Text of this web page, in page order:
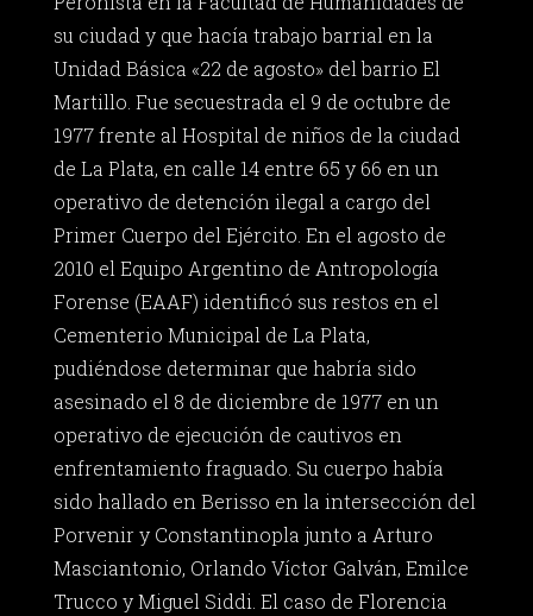
su ciudad y que hacía trabajo barrial en la
Unidad Básica «22 de agosto» del barrio El
Martillo. Fue secuestrada el 9 de octubre de
1977 frente al Hospital de niños de la ciudad
de La Plata, en calle 14 entre 65 y 66 en un
operativo de detención ilegal a cargo del
Primer Cuerpo del Ejército. En el agosto de
2010 el Equipo Argentino de Antropología
Forense (EAAF) identificó sus restos en el
Cementerio Municipal de La Plata,
pudiéndose determinar que habría sido
asesinado el 8 de diciembre de 1977 en un
operativo de ejecución de cautivos en
enfrentamiento fraguado. Su cuerpo había
sido hallado en Berisso en la intersección del
Porvenir y Constantinopla junto a Arturo
Masciantonio, Orlando Víctor Galván, Emilce
Trucco y Miguel Siddi. El caso de Florencia